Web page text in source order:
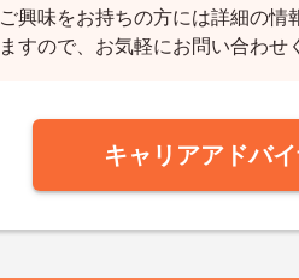
ご興味をお持ちの方には詳細の情
ますので、お気軽にお問い合わせ
キャリアアドバ